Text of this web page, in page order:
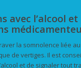
avec l’alcool et
la somnolence liée
de vertiges. Il est
et de signaler tout